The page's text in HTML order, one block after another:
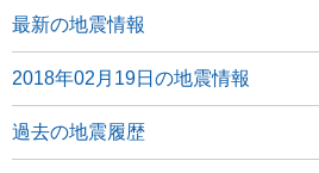
最新の地震情報
2018年02月19日の地震情報
過去の地震履歴